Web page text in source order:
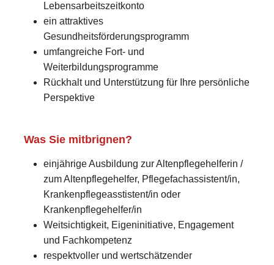
Lebensarbeitszeitkonto
ein attraktives
Gesundheitsförderungsprogramm
umfangreiche Fort- und
Weiterbildungsprogramme
Rückhalt und Unterstützung für Ihre persönliche
Perspektive
Was Sie mitbrignen?
einjährige Ausbildung zur Altenpflegehelferin /
zum Altenpflegehelfer, Pflegefachassistent/in,
Krankenpflegeasstistent/in oder
Krankenpflegehelfer/in
Weitsichtigkeit, Eigeninitiative, Engagement
und Fachkompetenz
respektvoller und wertschätzender